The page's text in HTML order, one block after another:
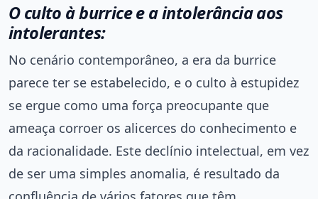
O culto à burrice e a intolerância aos
intolerantes:
No cenário contemporâneo, a era da burrice
parece ter se estabelecido, e o culto à estupidez
se ergue como uma força preocupante que
ameaça corroer os alicerces do conhecimento e
da racionalidade. Este declínio intelectual, em vez
de ser uma simples anomalia, é resultado da